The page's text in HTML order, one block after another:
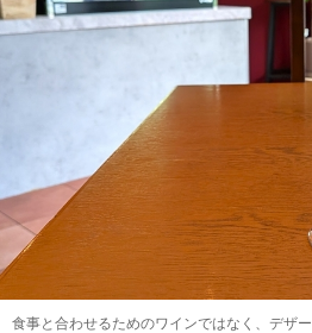
食事と合わせるためのワインではなく、デザ